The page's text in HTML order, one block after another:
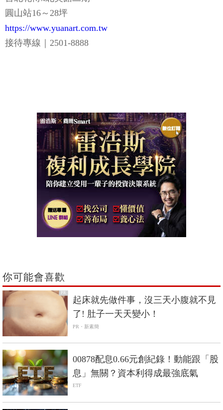
圓山站16～28坪
https://www.yuanart.com.tw
接待專線｜2501-8888
你可能會喜歡
PR
起床就先做件事，沒三天小腹就不見
了! 肚子一天天變小！
PR・新素簡
00878配息0.66元創紀錄！動能跟「股
息」無關？資本利得成最強底氣
ETF